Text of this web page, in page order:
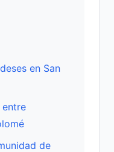
en San
de